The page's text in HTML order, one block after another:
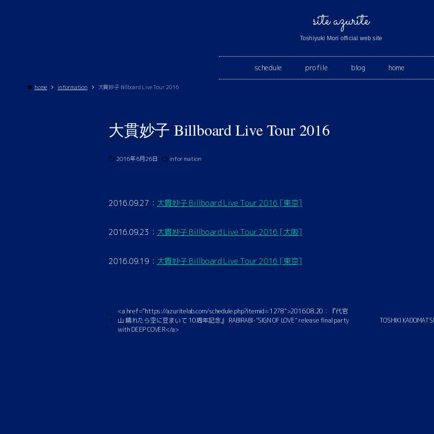
site azurite
Toshiyuki Mori official web site
schedule profile blog home
home information 大貫妙子 Billboard Live Tour 2016
大貫妙子 Billboard Live Tour 2016
2016年6月26日 information
2016.09.27： 大貫妙子 Billboard Live Tour 2016 [東京]
2016.09.23： 大貫妙子 Billboard Live Tour 2016 [大阪]
2016.09.19： 大貫妙子 Billboard Live Tour 2016 [東京]
<a href="https://azuritelab.com/schedule.php?itemid=1278">2016.08.20：『代官
山 晴れたら空に豆まいて 10周年記念』 RABIRABI-”SIGN OF LOVE” release final party
with DEEP COVER</a>
TOSHIKI